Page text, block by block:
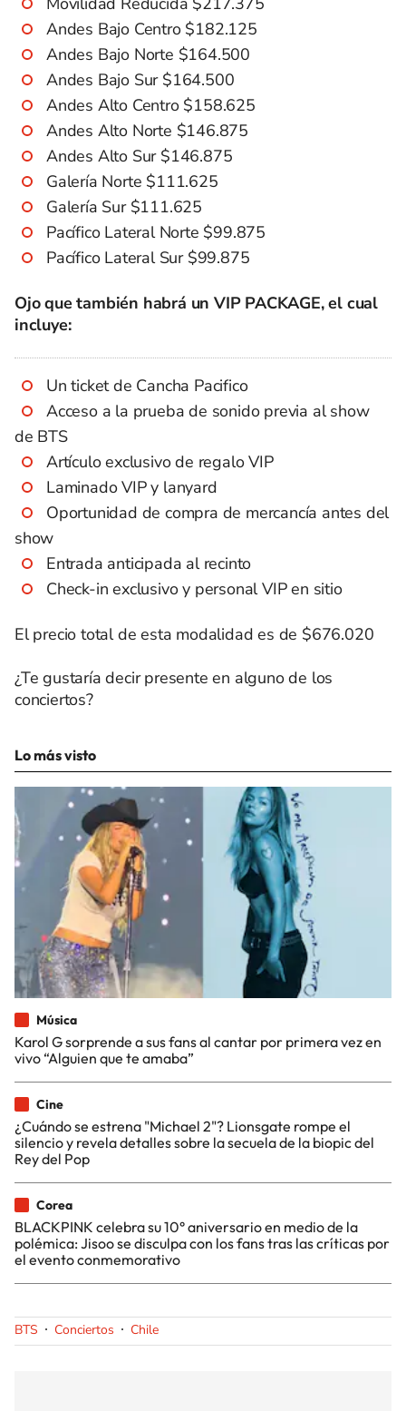
Andes Bajo Centro $182.125
Andes Bajo Norte $164.500
Andes Bajo Sur $164.500
Andes Alto Centro $158.625
Andes Alto Norte $146.875
Andes Alto Sur $146.875
Galería Norte $111.625
Galería Sur $111.625
Pacífico Lateral Norte $99.875
Pacífico Lateral Sur $99.875
Ojo que también habrá un VIP PACKAGE, el cual
incluye:
Un ticket de Cancha Pacifico
Acceso a la prueba de sonido previa al show
de BTS
Artículo exclusivo de regalo VIP
Laminado VIP y lanyard
Oportunidad de compra de mercancía antes del
show
Entrada anticipada al recinto
Check-in exclusivo y personal VIP en sitio
El precio total de esta modalidad es de $676.020
¿Te gustaría decir presente en alguno de los
conciertos?
Lo más visto
Música
Karol G sorprende a sus fans al cantar por primera vez en
vivo “Alguien que te amaba”
Cine
¿Cuándo se estrena "Michael 2"? Lionsgate rompe el
silencio y revela detalles sobre la secuela de la biopic del
Rey del Pop
Corea
BLACKPINK celebra su 10° aniversario en medio de la
polémica: Jisoo se disculpa con los fans tras las críticas por
el evento conmemorativo
BTS Conciertos Chile